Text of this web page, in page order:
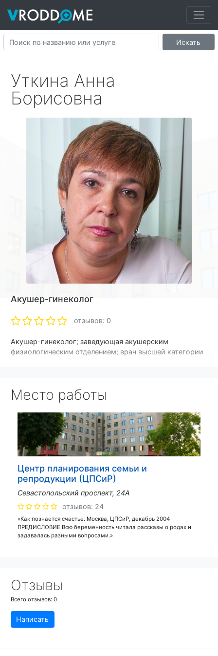
Искать
Уткина Анна
Борисовна
Акушер-гинеколог
отзывов: 0
Акушер-гинеколог; заведующая акушерским
физиологическим отделением; врач высшей категории
Место работы
Центр планирования семьи и
репродукции (ЦПСиР)
Севастопольский проспект, 24А
отзывов: 24
«Как познается счастье. Москва, ЦПСиР, декабрь 2004
ПРЕДИСЛОВИЕ Всю беременность читала рассказы о родах и
задавалась разными вопросами.»
Отзывы
Всего отзывов: 0
Написать